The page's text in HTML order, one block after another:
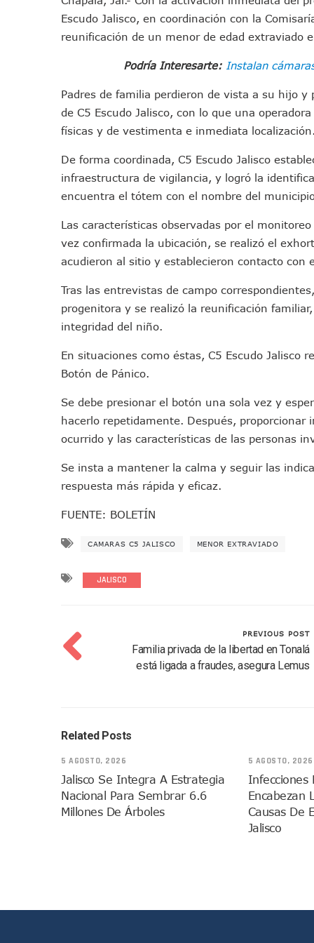
Puerto Vallarta Fortalece
Accidente En Un RZR,
Nidos De Lluvia Busca
Morena Cierra Filas Por La
Hallazgo De Yareli
Regresa A Puerto Vallarta
Poderoso Terremoto
Munguía Es El Sexto Mejor
ATM Incorpora 20 Nuevos
Colectivos Piden A Lemus
Avenida Federación En
Morenistas Imparten Taller
Ayutla Bajo Investigación
Maleza Crece En
Lluvias E Inundaciones No
Bruno Blancas Reúne A
Entregan Aparato Auditivo
Viajar A Puerto Vallarta
Detienen A Cuatro
Yussara Canales Pide
Adultos Mayores De Ixtapa
Videos De Presunto
Playa Las Cocinas: Retiran
Dr. Álvarez Zayas Dirige
Por Desaparición Forzada,
Escudo Jalisco, en coordinación con la
reunificación de un menor de edad extraviado
Podría Interesarte: Instalan
Padres de familia perdieron de vista a su hijo
de C5 Escudo Jalisco, con lo que una
físicas y de vestimenta e inmediata localización.
De forma coordinada, C5 Escudo Jalisco
infraestructura de vigilancia, y logró la
encuentra el tótem con el nombre del
Las características observadas por el
vez confirmada la ubicación, se realizó el
acudieron al sitio y establecieron contacto con
Tras las entrevistas de campo
progenitora y se realizó la reunificación
integridad del niño.
En situaciones como éstas, C5 Escudo Jalisco
Botón de Pánico.
Se debe presionar el botón una sola vez y
hacerlo repetidamente. Después, proporcionar
ocurrido y las características de las personas
Se insta a mantener la calma y seguir las
respuesta más rápida y eficaz.
FUENTE: BOLETÍN
CAMARAS C5 JALISCO MENOR EXTRAVIADO
JALISCO
PREVIOUS POST
Familia privada de la libertad en Tonalá
está ligada a fraudes, asegura Lemus
Related Posts
5 AGOSTO, 2026
Jalisco Se Integra A Estrategia
Nacional Para Sembrar 6.6
Millones De Árboles
5 AGOSTO, 2026
Infecciones
Encabezan
Causas De
Jalisco